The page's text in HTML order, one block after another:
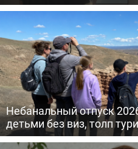
Небанальный отпуск
детьми без виз, толп